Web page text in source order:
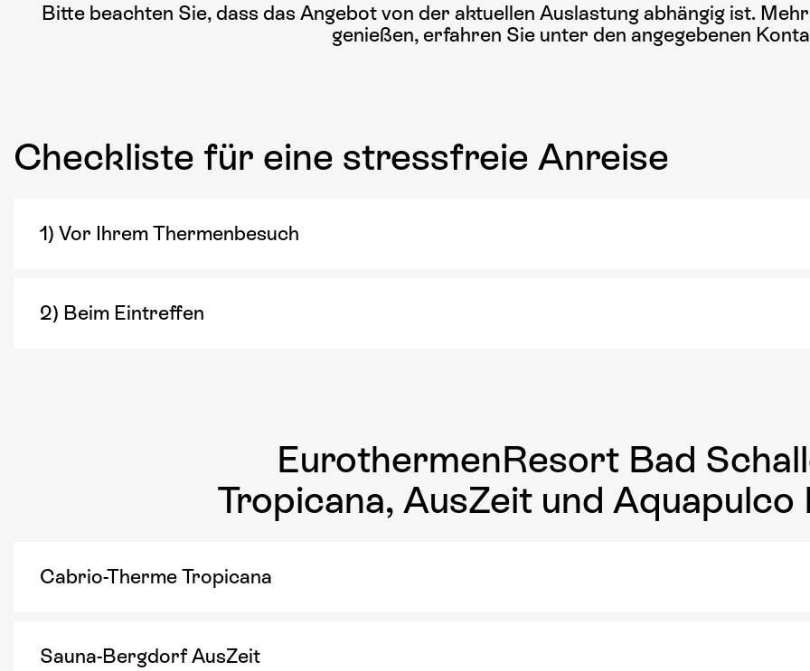
Bitte beachten Sie, dass das Angebot von der aktuellen Auslastung abhängig ist.
genießen, erfahren Sie unter den angegebenen
Checkliste für eine stressfreie Anreise
1) Vor Ihrem Thermenbesuch
2) Beim Eintreffen
EurothermenResort Bad
Tropicana, AusZeit und
Cabrio-Therme Tropicana
Sauna-Bergdorf AusZeit